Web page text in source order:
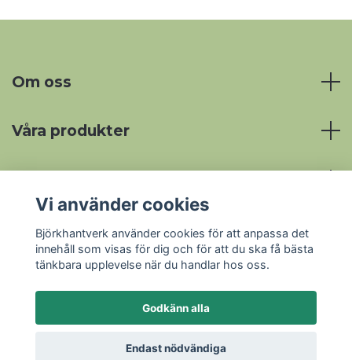
Om oss
Våra produkter
Sociala medier
© 2026 Björkhantverk
Vi använder cookies
Björkhantverk använder cookies för att anpassa det
innehåll som visas för dig och för att du ska få bästa
tänkbara upplevelse när du handlar hos oss.
Godkänn alla
Endast nödvändiga